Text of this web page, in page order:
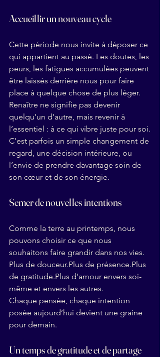
Accueillir un nouveau cycle
Cette période nous invite à déposer ce
qui appartient au passé. Les doutes, les
peurs, les fatigues accumulées peuvent
être laissés derrière nous pour faire
place à quelque chose de plus léger.
Renaître ne signifie pas devenir
quelqu’un d’autre, mais revenir à
l’essentiel : à ce qui vibre juste pour soi.
C’est parfois un simple changement de
regard, une décision intérieure, ou
l’envie de prendre davantage soin de
son cœur et de son énergie.
Semer de nouvelles intentions
Comme la terre au printemps, nous
pouvons choisir ce que nous
souhaitons faire grandir dans nos vies.
Plus de douceur.Plus de présence.Plus
de gratitude.Plus d’amour envers soi-
même et envers les autres.
Chaque pensée, chaque intention
posée aujourd’hui devient une graine
pour demain.
Un temps de gratitude et de partage